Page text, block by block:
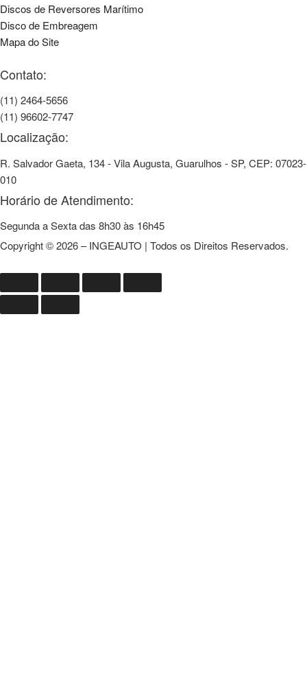
Discos de Reversores Marítimo
Disco de Embreagem
Mapa do Site
Contato:
(11) 2464-5656
(11) 96602-7747
Localização:
R. Salvador Gaeta, 134 - Vila Augusta, Guarulhos - SP, CEP: 07023-
010
Horário de Atendimento:
Segunda a Sexta das 8h30 às 16h45
Copyright © 2026 – INGEAUTO | Todos os Direitos Reservados.